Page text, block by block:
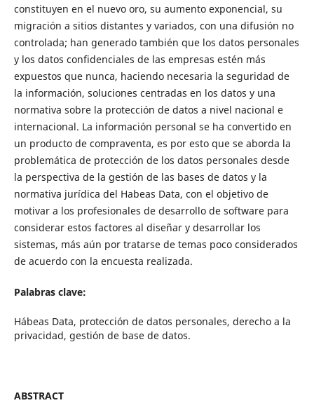
constituyen en el nuevo oro, su aumento exponencial, su
migración a sitios distantes y variados, con una difusión no
controlada; han generado también que los datos personales
y los datos confidenciales de las empresas estén más
expuestos que nunca, haciendo necesaria la seguridad de
la información, soluciones centradas en los datos y una
normativa sobre la protección de datos a nivel nacional e
internacional. La información personal se ha convertido en
un producto de compraventa, es por esto que se aborda la
problemática de protección de los datos personales desde
la perspectiva de la gestión de las bases de datos y la
normativa jurídica del Habeas Data, con el objetivo de
motivar a los profesionales de desarrollo de software para
considerar estos factores al diseñar y desarrollar los
sistemas, más aún por tratarse de temas poco considerados
de acuerdo con la encuesta realizada.
Palabras clave:
Hábeas Data, protección de datos personales, derecho a la
privacidad, gestión de base de datos.
ABSTRACT